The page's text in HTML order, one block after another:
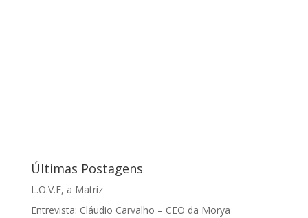
Últimas Postagens
L.O.V.E, a Matriz
Entrevista: Cláudio Carvalho – CEO da Morya